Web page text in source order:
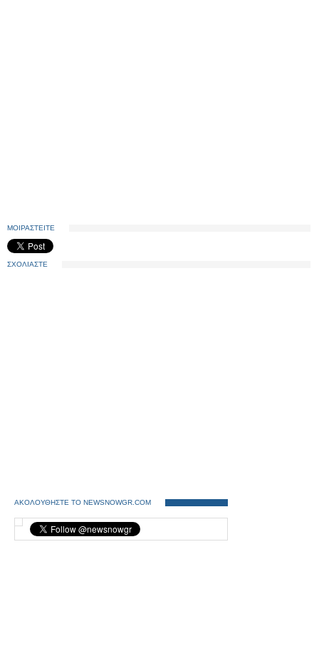
ΜΟΙΡΑΣΤΕΙΤΕ
ΣΧΟΛΙΑΣΤΕ
ΑΚΟΛΟΥΘΗΣΤΕ ΤΟ NEWSNOWGR.COM